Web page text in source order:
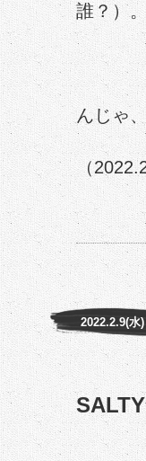
誰？）
んじゃ
（
2022.2.9(水)